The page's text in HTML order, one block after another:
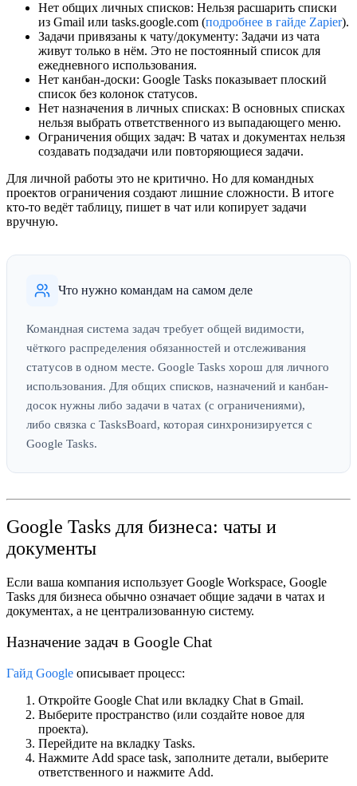
Нет общих личных списков: Нельзя расшарить списки
из Gmail или tasks.google.com (подробнее в гайде Zapier).
Задачи привязаны к чату/документу: Задачи из чата
живут только в нём. Это не постоянный список для
ежедневного использования.
Нет канбан-доски: Google Tasks показывает плоский
список без колонок статусов.
Нет назначения в личных списках: В основных списках
нельзя выбрать ответственного из выпадающего меню.
Ограничения общих задач: В чатах и документах нельзя
создавать подзадачи или повторяющиеся задачи.
Для личной работы это не критично. Но для командных
проектов ограничения создают лишние сложности. В итоге
кто-то ведёт таблицу, пишет в чат или копирует задачи
вручную.
Что нужно командам на самом деле
Командная система задач требует общей видимости,
чёткого распределения обязанностей и отслеживания
статусов в одном месте. Google Tasks хорош для личного
использования. Для общих списков, назначений и канбан-
досок нужны либо задачи в чатах (с ограничениями),
либо связка с TasksBoard, которая синхронизируется с
Google Tasks.
Google Tasks для бизнеса: чаты и
документы
Если ваша компания использует Google Workspace, Google
Tasks для бизнеса обычно означает общие задачи в чатах и
документах, а не централизованную систему.
Назначение задач в Google Chat
Гайд Google описывает процесс:
Откройте Google Chat или вкладку Chat в Gmail.
Выберите пространство (или создайте новое для
проекта).
Перейдите на вкладку Tasks.
Нажмите Add space task, заполните детали, выберите
ответственного и нажмите Add.